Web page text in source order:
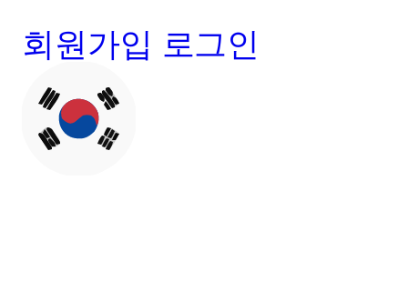
회원가입 로그인